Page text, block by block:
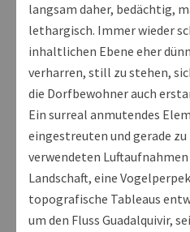
langsam daher, bedächtig,
lethargisch. Immer wieder
inhaltlichen Ebene eher
verharren, still zu stehen,
die Dorfbewohner auch
Ein surreal anmutendes
eingestreuten und gerade
verwendeten Luftaufnahmen
Landschaft, eine
topografische Tableaus
um den Fluss Guadalquivir,